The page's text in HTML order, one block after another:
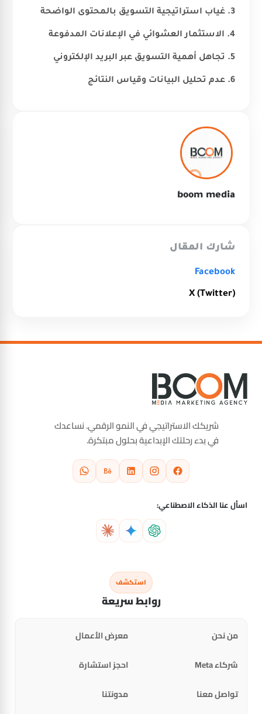
3. غياب استراتيجية التسويق بالمحتوى الواضحة
4. الاستثمار العشوائي في الإعلانات المدفوعة
5. تجاهل أهمية التسويق عبر البريد الإلكتروني
6. عدم تحليل البيانات وقياس النتائج
boom media
شارك المقال
Facebook
X (Twitter)
شريكك الاستراتيجي في النمو الرقمي. نساعدك
في بدء رحلتك الإبداعية بحلول مبتكرة.
اسأل عنا الذكاء الاصطناعي:
استكشف
روابط سريعة
من نحن
معرض الأعمال
شركاء Meta
احجز استشارة
تواصل معنا
مدونتنا